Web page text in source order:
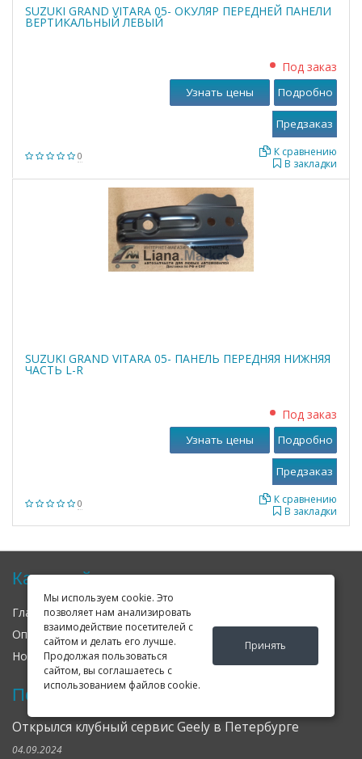
Мы используем cookie. Это
позволяет нам анализировать
взаимодействие посетителей с
сайтом и делать его лучше.
Продолжая пользоваться
сайтом, вы соглашаетесь с
использованием файлов cookie.
Принять
SUZUKI GRAND VITARA 05- ОКУЛЯР ПЕРЕДНЕЙ ПАНЕЛИ
ВЕРТИКАЛЬНЫЙ ЛЕВЫЙ
0
Под заказ
В закладки
К сравнению
Узнать цены Подробно
SUZUKI GRAND VITARA 05- ПАНЕЛЬ ПЕРЕДНЯЯ НИЖНЯЯ
ЧАСТЬ L-R
0
Под заказ
В закладки
К сравнению
Узнать цены Подробно
Карта сайта
Главная О нас
Оплата
Доставка
Новости
Оферта Соглашение
Последние новости
Открылся клубный сервис Geely в Петербурге
04.09.2024